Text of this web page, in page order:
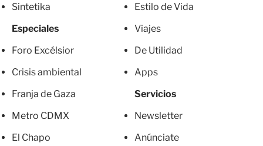
Sintetika
Especiales
Foro Excélsior
Crisis ambiental
Franja de Gaza
Metro CDMX
El Chapo
Estilo de Vida
Viajes
De Utilidad
Apps
Servicios
Newsletter
Anúnciate